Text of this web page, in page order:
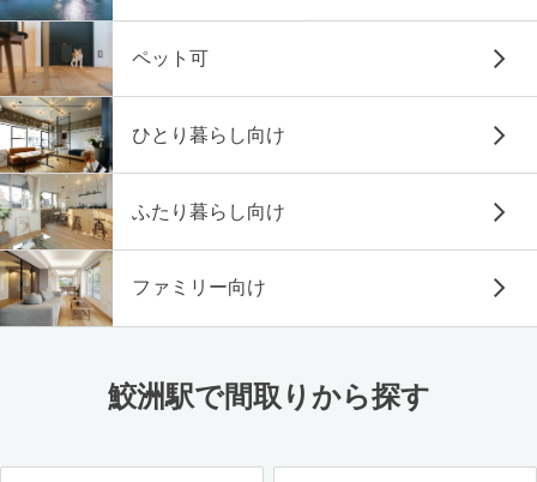
ペット可
ひとり暮らし向け
ふたり暮らし向け
ファミリー向け
鮫洲駅で間取りから探す